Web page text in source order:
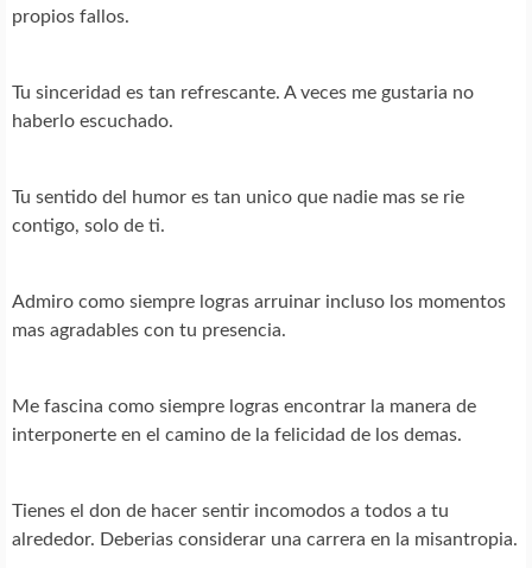
propios fallos.
Tu sinceridad es tan refrescante. A veces me gustaria no
haberlo escuchado.
Tu sentido del humor es tan unico que nadie mas se rie
contigo, solo de ti.
Admiro como siempre logras arruinar incluso los momentos
mas agradables con tu presencia.
Me fascina como siempre logras encontrar la manera de
interponerte en el camino de la felicidad de los demas.
Tienes el don de hacer sentir incomodos a todos a tu
alrededor. Deberias considerar una carrera en la misantropia.